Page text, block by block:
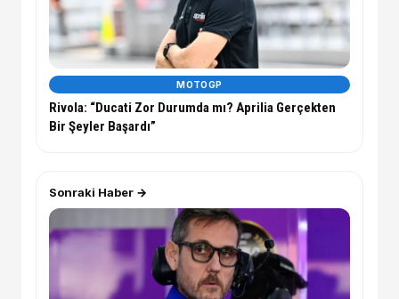
MOTOGP
Rivola: “Ducati Zor Durumda mı? Aprilia Gerçekten
Bir Şeyler Başardı”
Sonraki Haber →